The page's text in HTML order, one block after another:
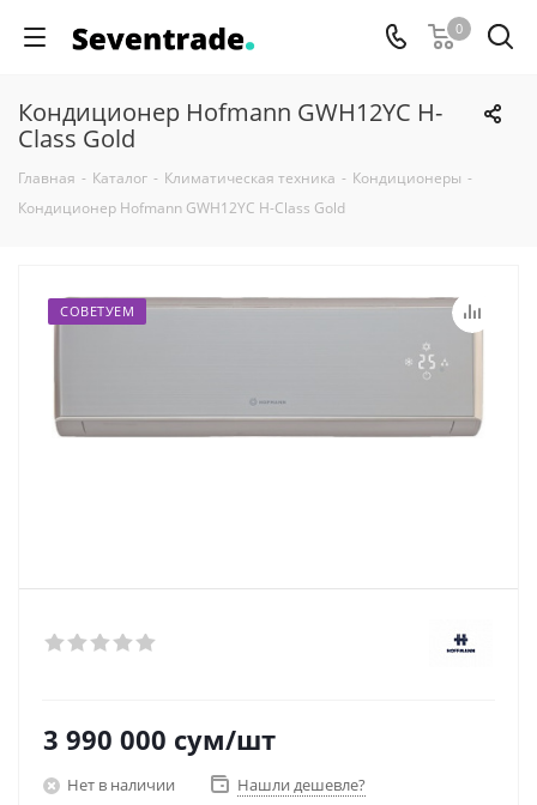
0
Кондиционер Hofmann GWH12YC H-
Class Gold
Главная - Каталог - Климатическая техника - Кондиционеры -
Кондиционер Hofmann GWH12YC H-Class Gold
СОВЕТУЕМ
3 990 000 сум/шт
Нет в наличии Нашли дешевле?